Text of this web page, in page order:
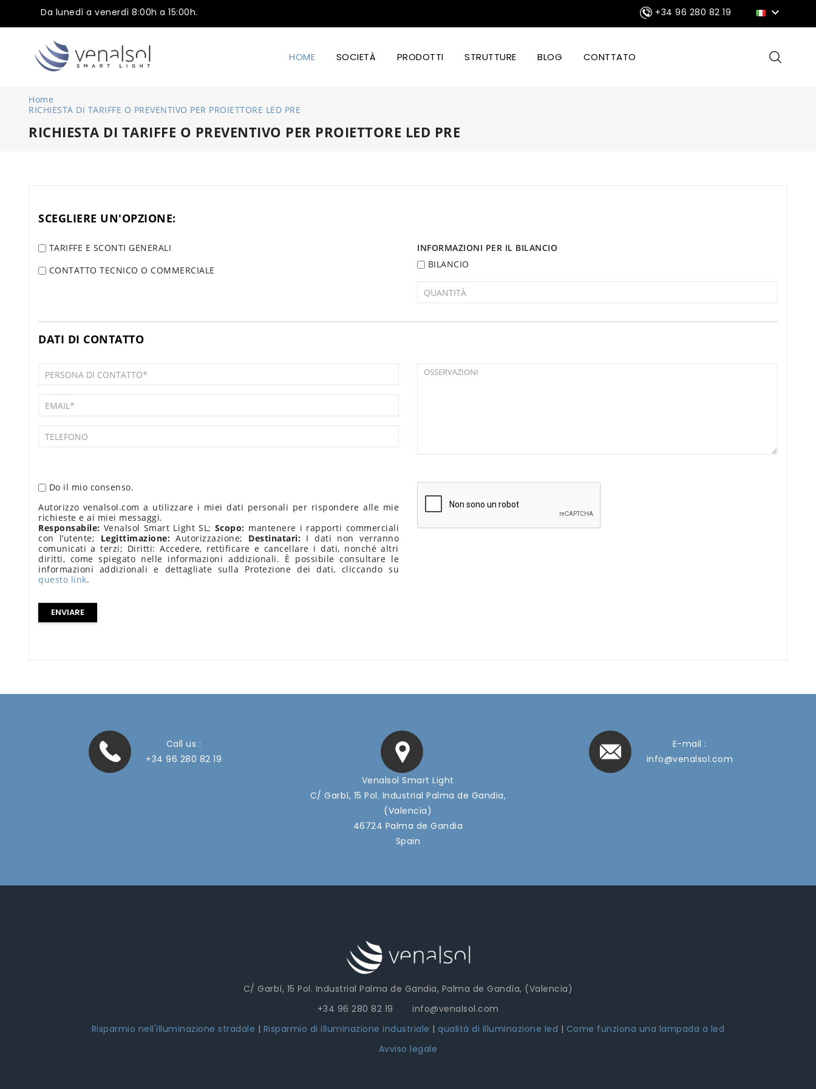
Da lunedì a venerdì 8:00h a 15:00h. +34 96 280 82 19 
HOME SOCIETÀ PRODOTTI STRUTTURE BLOG CONTTATO
Home
RICHIESTA DI TARIFFE O PREVENTIVO PER PROIETTORE LED PRE
RICHIESTA DI TARIFFE O PREVENTIVO PER PROIETTORE LED PRE
SCEGLIERE UN'OPZIONE:
TARIFFE E SCONTI GENERALI
CONTATTO TECNICO O COMMERCIALE
INFORMAZIONI PER IL BILANCIO
BILANCIO
DATI DI CONTATTO
Do il mio consenso.
Autorizzo venalsol.com a utilizzare i miei dati personali per rispondere alle mie
richieste e ai miei messaggi.
Responsabile: Venalsol Smart Light SL; Scopo: mantenere i rapporti commerciali
con l’utente; Legittimazione: Autorizzazione; Destinatari: I dati non verranno
comunicati a terzi; Diritti: Accedere, rettificare e cancellare i dati, nonché altri
diritti, come spiegato nelle informazioni addizionali. È possibile consultare le
informazioni addizionali e dettagliate sulla Protezione dei dati, cliccando su
questo link.
Call us :
+34 96 280 82 19
Venalsol Smart Light
C/ Garbí, 15 Pol. Industrial Palma de Gandia,
(Valencia)
46724 Palma de Gandia
Spain
E-mail :
info@venalsol.com
C/ Garbí, 15 Pol. Industrial Palma de Gandia, Palma de Gandía, (Valencia)
+34 96 280 82 19 info@venalsol.com
Risparmio nell'illuminazione stradale | Risparmio di illuminazione industriale | qualità di illuminazione led | Come funziona una lampada a led
Avviso legale